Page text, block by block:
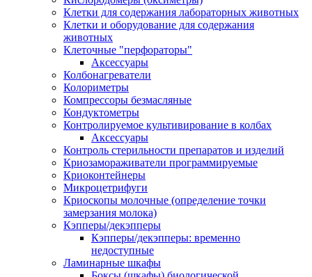
Клетки для содержания лабораторных животных
Клетки и оборудование для содержания
животных
Клеточные "перфораторы"
Аксессуары
Колбонагреватели
Колориметры
Компрессоры безмасляные
Кондуктометры
Контролируемое культивирование в колбах
Аксессуары
Контроль стерильности препаратов и изделий
Криозамораживатели программируемые
Криоконтейнеры
Микроцетрифуги
Криоскопы молочные (определение точки
замерзания молока)
Кэпперы/декэпперы
Кэпперы/декэпперы: временно
недоступные
Ламинарные шкафы